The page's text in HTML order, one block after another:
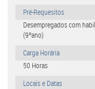
Pré-Requesitos
Desempregados com
(9ºano)
Carga Horária
50 Horas
Locais e Datas